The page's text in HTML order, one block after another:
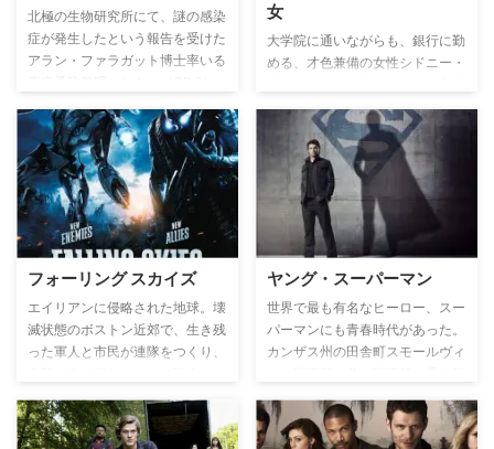
北極の生物研究所にて、謎の感染
症が発生したという報告を受けた
アラン・ファラガット博士率いる
開始するが、そのウィルスは極め
て危険かつ重大な脅威となること
が明らかになる。人類存亡にかか
わる重大な秘密が次々と浮き彫り
になり、彼らが調査を進めようと
する中、恐るべき陰謀の数々が彼
らに襲い掛かる。
女
大学院に通いながらも、銀行に勤
める、才色兼備の女性シドニー・
情報局（CIA）の秘密作戦支部
SD-6のスパイとしての顔も持っ
ていた。そのことを恋人のダニー
に打ち明けた日から、彼女の人生
は一変してしまう…SD-6はCIAを
装った国際犯罪組織であり、秘密
を知ったダニーを殺害。シドニー
も命を狙われることになってしま
う。シドニーは組織の情報を横流
しするために、CIAとの二重スパ
イになることを決意するのだっ
た…。
フォーリング スカイズ
エイリアンに侵略された地球。壊
滅状態のボストン近郊で、生き残
った軍人と市民が連隊をつくり、
ヤング・スーパーマン
世界で最も有名なヒーロー、スー
パーマンにも青春時代があった。
カンザス州の田舎町スモールヴィ
により拾われ、逞しい青年へと成
長していた。彼は自らに備わった